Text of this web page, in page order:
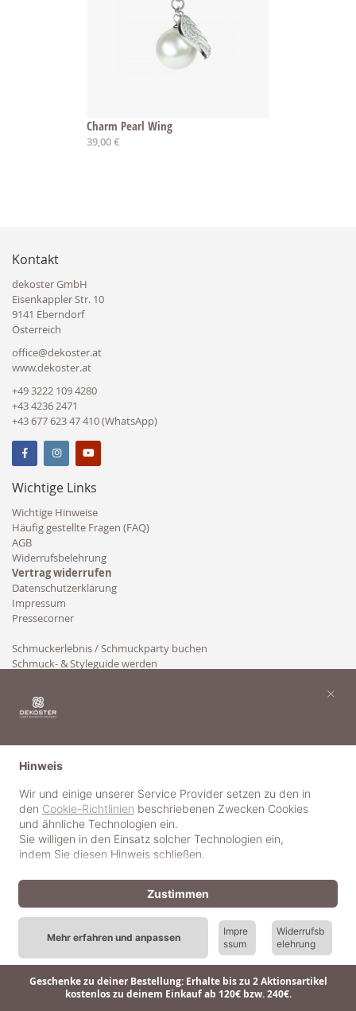
Geschenke zu deiner Bestellung: Erhalte bis zu 2 Aktionsartikel
kostenlos zu deinem Einkauf ab 120€ bzw. 240€.
Charm Pearl Wing
39,00 €
Kontakt
dekoster GmbH
Eisenkappler Str. 10
9141 Eberndorf
Österreich
office@dekoster.at
www.dekoster.at
+49 3222 109 4280
+43 4236 2471
+43 677 623 47 410 (WhatsApp)
Wichtige Links
Wichtige Hinweise
Häufig gestellte Fragen (FAQ)
AGB
Widerrufsbelehrung
Vertrag widerrufen
Datenschutzerklärung
Impressum
Pressecorner
Schmuckerlebnis / Schmuckparty buchen
Schmuck- & Styleguide werden
© 2018-2025 dekoster GmbH
Hinweis
Wir und einige unserer Service Provider setzen zu den in
den Cookie-Richtlinien beschriebenen Zwecken Cookies
und ähnliche Technologien ein.
Sie willigen in den Einsatz solcher Technologien ein,
indem Sie diesen Hinweis schließen.
Mehr erfahren und anpassen
Impre
ssum
Widerrufsb
elehrung
Zustimmen
×